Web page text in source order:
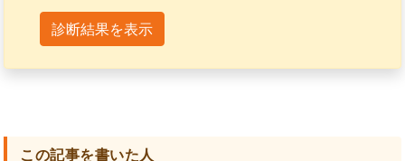
診断結果を表示
この記事を書いた人